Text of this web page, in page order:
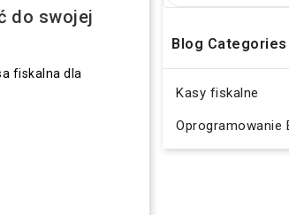
do swojej
fiskalna dla
Blog Categories
Kasy fiskalne
Oprogramowanie